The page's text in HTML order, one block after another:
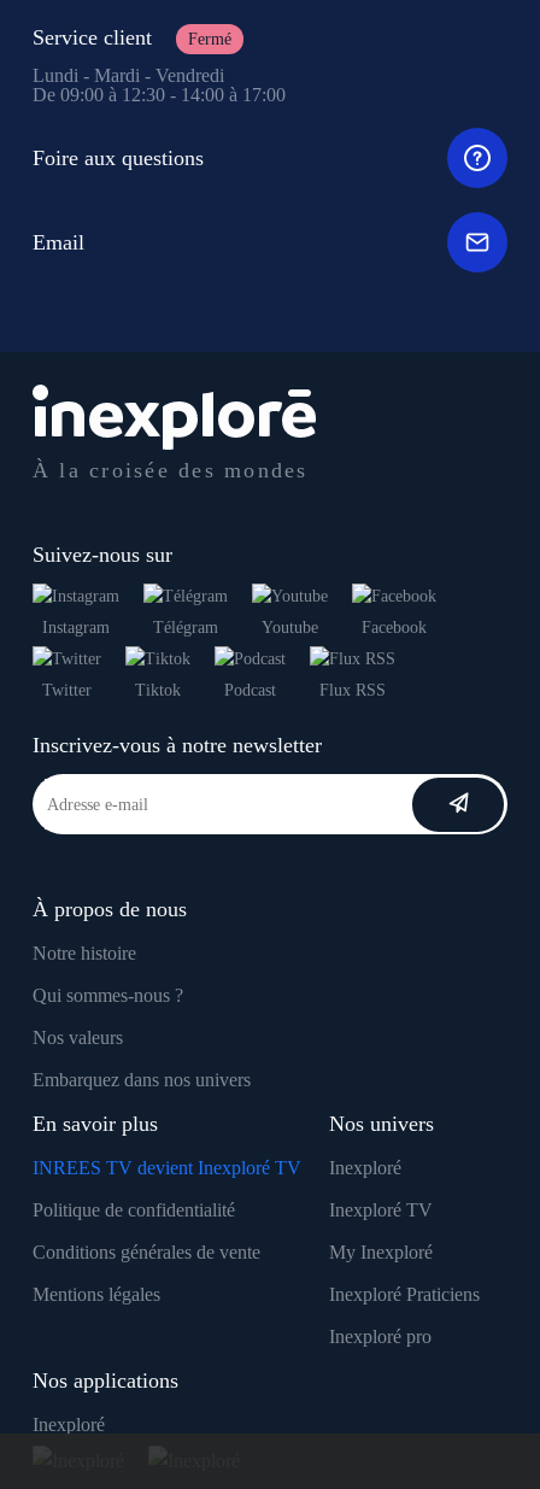
À la croisée des mondes
Suivez-nous sur
Instagram Télégram Youtube Facebook
Twitter Tiktok Podcast Flux RSS
Inscrivez-vous à notre newsletter
À propos de nous
Notre histoire
Qui sommes-nous ?
Nos valeurs
Embarquez dans nos univers
En savoir plus
INREES TV devient Inexploré TV
Politique de confidentialité
Conditions générales de vente
Mentions légales
Nos univers
Inexploré
Inexploré TV
My Inexploré
Inexploré Praticiens
Inexploré pro
Nos applications
Inexploré
Service client Fermé
Lundi - Mardi - Vendredi
De 09:00 à 12:30 - 14:00 à 17:00
Foire aux questions
Email